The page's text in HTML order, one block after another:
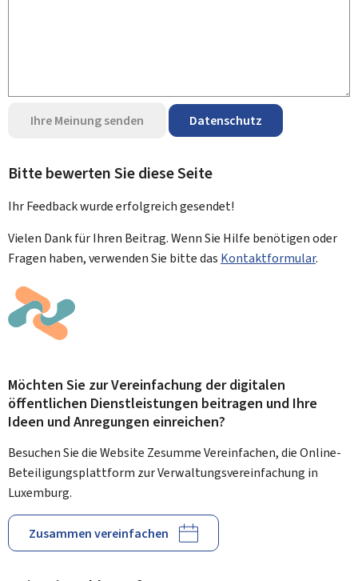
Ihre Meinung senden Datenschutz
Bitte bewerten Sie diese Seite
Ihr Feedback wurdeerfolgreichgesendet!
Vielen Dank für Ihren Beitrag. Wenn Sie Hilfe benötigen oder
Fragen haben, verwenden Sie bitte das Kontaktformular.
Möchten Sie zur Vereinfachung der digitalen
öffentlichen Dienstleistungen beitragen und Ihre
Ideen und Anregungen einreichen?
Besuchen Sie die Website Zesumme Vereinfachen, die Online-
Beteiligungsplattform zur Verwaltungsvereinfachung in
Luxemburg.
Zusammen vereinfachen